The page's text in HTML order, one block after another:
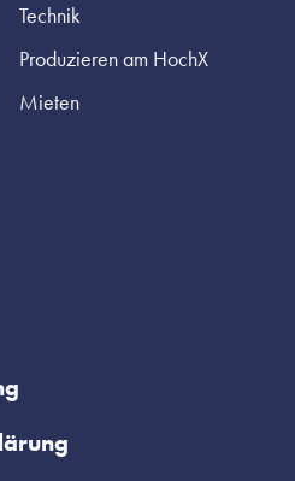
Technik
Produzieren am HochX
Mieten